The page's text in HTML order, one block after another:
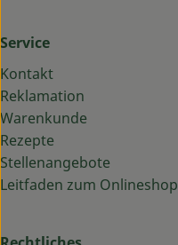
Service
Kontakt
Reklamation
Warenkunde
Rezepte
Stellenangebote
Leitfaden zum Onlineshop